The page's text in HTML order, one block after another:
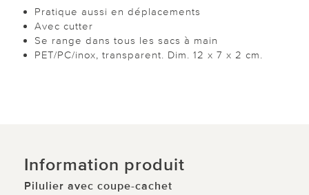
Pratique aussi en déplacements
Avec cutter
Se range dans tous les sacs à main
PET/PC/inox, transparent. Dim. 12 x 7 x 2 cm.
Information produit
Pilulier avec coupe-cachet